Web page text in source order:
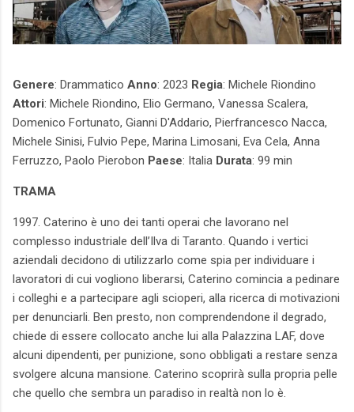
Genere: Drammatico Anno: 2023 Regia: Michele Riondino
Attori: Michele Riondino, Elio Germano, Vanessa Scalera,
Domenico Fortunato, Gianni D'Addario, Pierfrancesco Nacca,
Michele Sinisi, Fulvio Pepe, Marina Limosani, Eva Cela, Anna
Ferruzzo, Paolo Pierobon Paese: Italia Durata: 99 min
TRAMA
1997. Caterino è uno dei tanti operai che lavorano nel
complesso industriale dell’Ilva di Taranto. Quando i vertici
aziendali decidono di utilizzarlo come spia per individuare i
lavoratori di cui vogliono liberarsi, Caterino comincia a pedinare
i colleghi e a partecipare agli scioperi, alla ricerca di motivazioni
per denunciarli. Ben presto, non comprendendone il degrado,
chiede di essere collocato anche lui alla Palazzina LAF, dove
alcuni dipendenti, per punizione, sono obbligati a restare senza
svolgere alcuna mansione. Caterino scoprirà sulla propria pelle
che quello che sembra un paradiso in realtà non lo è.